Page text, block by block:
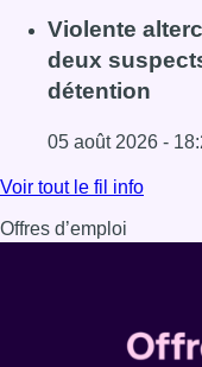
Lire l'article
Violente
deux
détention
05 août 2026 -
Lire l'article
Voir tout le fil info
Offres d’emploi